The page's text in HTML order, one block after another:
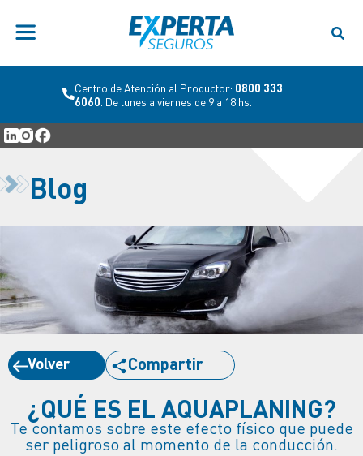
Centro de Atención al Productor: 0800 333
6060 . De lunes a viernes de 9 a 18 hs.
Blog
Volver Compartir
¿QUÉ ES EL AQUAPLANING?
Te contamos sobre este efecto físico que puede
ser peligroso al momento de la conducción.